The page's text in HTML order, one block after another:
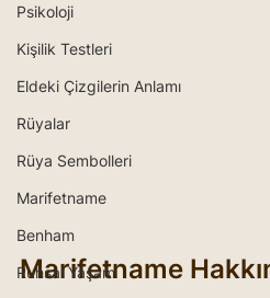
Psikoloji
Kişilik Testleri
Eldeki Çizgilerin Anlamı
Rüyalar
Rüya Sembolleri
Marifetname
Benham
Ruhsal Yaşam
Marifetname